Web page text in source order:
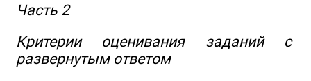
Часть 2
Критерии оценивания заданий с
развернутым ответом